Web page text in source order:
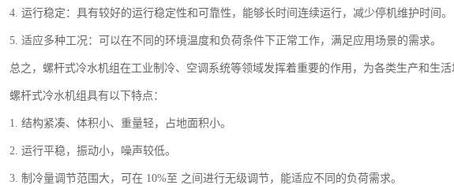
4. 运行稳定：具有较好的运行稳定性和可靠性，能够长时间连续运行，减少停机维护时间。
5. 适应多种工况：可以在不同的环境温度和负荷条件下正常工作，满足应用场景的需求。
总之，螺杆式冷水机组在工业制冷、空调系统等领域发挥着重要的作用，为各类生产和生活
螺杆式冷水机组具有以下特点：
1. 结构紧凑、体积小、重量轻，占地面积小。
2. 运行平稳，振动小，噪声较低。
3. 制冷量调节范围大，可在 10%至 之间进行无级调节，能适应不同的负荷需求。